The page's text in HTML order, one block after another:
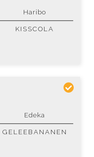
Haribo
KISSCOLA
Edeka
GELEEBANANEN